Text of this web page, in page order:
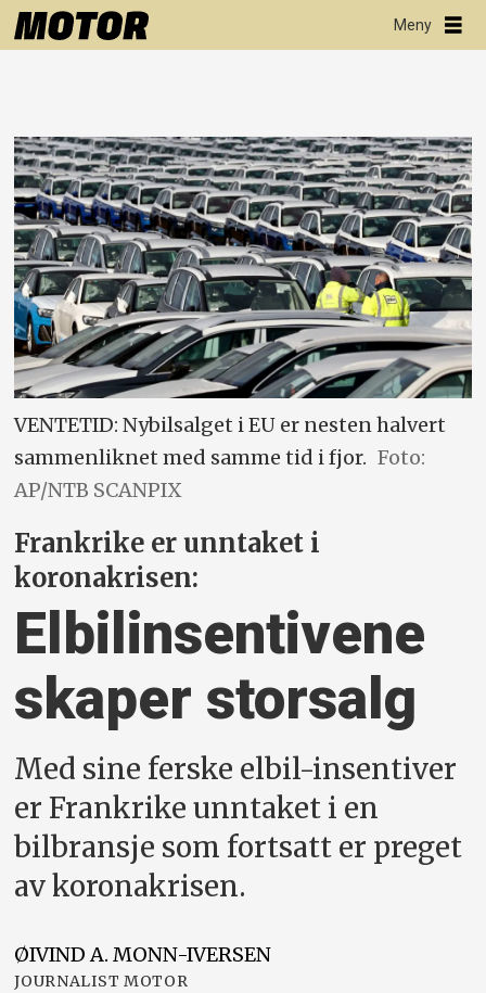
VENTETID: Nybilsalget i EU er nesten halvert
sammenliknet med samme tid i fjor. Foto:
AP/NTB SCANPIX
Frankrike er unntaket i
koronakrisen:
Elbilinsentivene
skaper storsalg
Med sine ferske elbil-insentiver
er Frankrike unntaket i en
bilbransje som fortsatt er preget
av koronakrisen.
ØIVIND A. MONN-IVERSEN
JOURNALIST MOTOR